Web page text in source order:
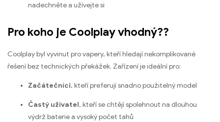
nadechněte a užívejte si
Pro koho je Coolplay vhodný??
Coolplay byl vyvinut pro vapery, kteří hledají nekomplikované
řešení bez technických překážek. Zařízení je ideální pro:
Začátečníci, kteří preferují snadno použitelný model
Častý uživatel, kteří se chtějí spolehnout na dlouhou
výdrž baterie a vysoký počet tahů